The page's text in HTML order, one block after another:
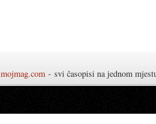
mojmag.com - svi časopisi na jednom